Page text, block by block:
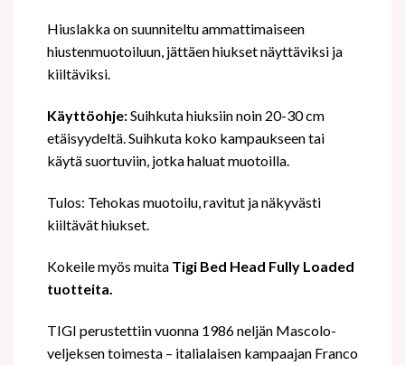
Hiuslakka on suunniteltu ammattimaiseen
hiustenmuotoiluun, jättäen hiukset näyttäviksi ja
kiiltäviksi.
Käyttöohje:Suihkuta hiuksiin noin 20-30 cm
etäisyydeltä. Suihkuta koko kampaukseen tai
käytä suortuviin, jotka haluat muotoilla.
Tulos: Tehokas muotoilu, ravitut ja näkyvästi
kiiltävät hiukset.
Kokeile myös muita Tigi Bed Head Fully Loaded
tuotteita.
TIGI perustettiin vuonna 1986 neljän Mascolo-
veljeksen toimesta – italialaisen kampaajan Franco